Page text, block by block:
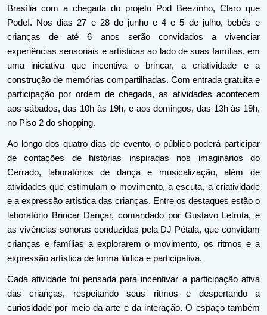
Brasília com a chegada do projeto Pod Beezinho, Claro que
Pode!. Nos dias 27 e 28 de junho e 4 e 5 de julho, bebês e
crianças de até 6 anos serão convidados a vivenciar
experiências sensoriais e artísticas ao lado de suas famílias, em
uma iniciativa que incentiva o brincar, a criatividade e a
construção de memórias compartilhadas. Com entrada gratuita e
participação por ordem de chegada, as atividades acontecem
aos sábados, das 10h às 19h, e aos domingos, das 13h às 19h,
no Piso 2 do shopping.
Ao longo dos quatro dias de evento, o público poderá participar
de contações de histórias inspiradas nos imaginários do
Cerrado, laboratórios de dança e musicalização, além de
atividades que estimulam o movimento, a escuta, a criatividade
e a expressão artística das crianças. Entre os destaques estão o
laboratório Brincar Dançar, comandado por Gustavo Letruta, e
as vivências sonoras conduzidas pela DJ Pétala, que convidam
crianças e famílias a explorarem o movimento, os ritmos e a
expressão artística de forma lúdica e participativa.
Cada atividade foi pensada para incentivar a participação ativa
das crianças, respeitando seus ritmos e despertando a
curiosidade por meio da arte e da interação. O espaço também